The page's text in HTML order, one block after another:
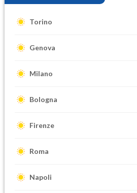
Torino
Genova
Milano
Bologna
Firenze
Roma
Napoli